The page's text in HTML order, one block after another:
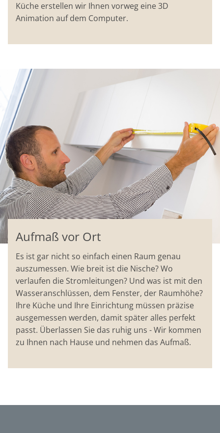
Küche erstellen wir Ihnen vorweg eine 3D
Animation auf dem Computer.
Aufmaß vor Ort
Es ist gar nicht so einfach einen Raum genau
auszumessen. Wie breit ist die Nische? Wo
verlaufen die Stromleitungen? Und was ist mit den
Wasseranschlüssen, dem Fenster, der Raumhöhe?
Ihre Küche und Ihre Einrichtung müssen präzise
ausgemessen werden, damit später alles perfekt
passt. Überlassen Sie das ruhig uns - Wir kommen
zu Ihnen nach Hause und nehmen das Aufmaß.